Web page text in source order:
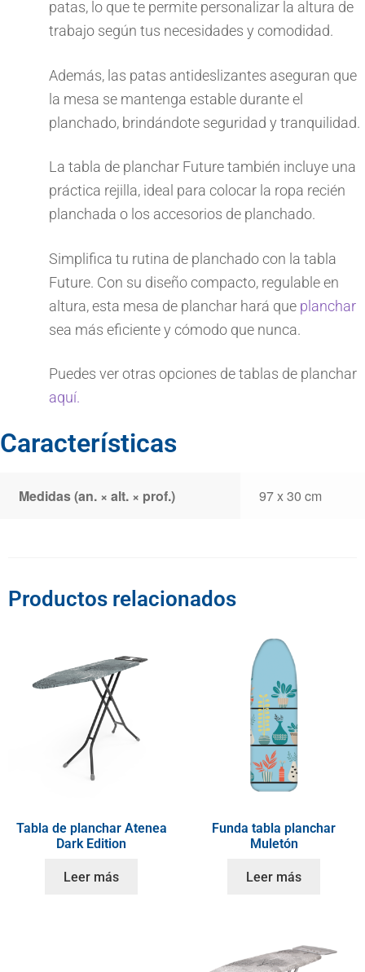
Características
Medidas (an. × alt. × prof.) 97 x 30 cm
patas, lo que te permite personalizar la altura de
trabajo según tus necesidades y comodidad.
Además, las patas antideslizantes aseguran que
la mesa se mantenga estable durante el
planchado, brindándote seguridad y tranquilidad.
La tabla de planchar Future también incluye una
práctica rejilla, ideal para colocar la ropa recién
planchada o los accesorios de planchado.
Simplifica tu rutina de planchado con la tabla
Future. Con su diseño compacto, regulable en
altura, esta mesa de planchar hará que planchar
sea más eficiente y cómodo que nunca.
Puedes ver otras opciones de tablas de planchar
aquí.
Productos relacionados
Tabla de planchar Atenea
Dark Edition
Leer más
Funda tabla planchar
Muletón
Leer más